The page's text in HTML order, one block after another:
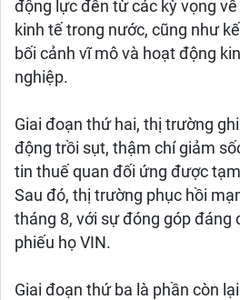
động lực đến từ các kỳ vọng
kinh tế trong nước, cũng như
bối cảnh vĩ mô và hoạt động
nghiệp.
Giai đoạn thứ hai, thị trường
động trồi sụt, thậm chí giảm
tin thuế quan đối ứng được
Sau đó, thị trường phục hồi
tháng 8, với sự đóng góp đáng
phiếu họ VIN.
Giai đoạn thứ ba là phần còn